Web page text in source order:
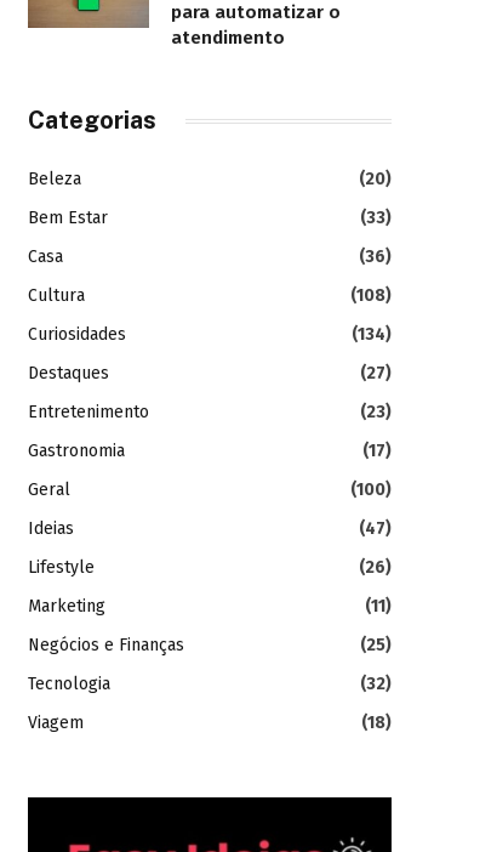
para automatizar o
atendimento
Categorias
Beleza
(20)
Bem Estar
(33)
Casa
(36)
Cultura
(108)
Curiosidades
(134)
Destaques
(27)
Entretenimento
(23)
Gastronomia
(17)
Geral
(100)
Ideias
(47)
Lifestyle
(26)
Marketing
(11)
Negócios e Finanças
(25)
Tecnologia
(32)
Viagem
(18)